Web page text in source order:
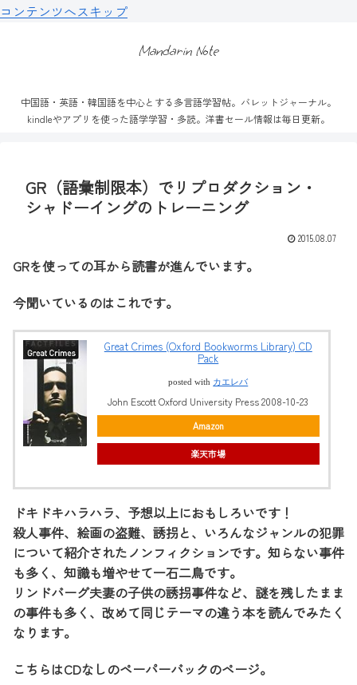
コンテンツへスキップ
Mandarin Note
中国語・英語・韓国語を中心とする多言語学習帖。バレットジャーナル。
kindleやアプリを使った語学学習・多読。洋書セール情報は毎日更新。
GR（語彙制限本）でリプロダクション・
シャドーイングのトレーニング
2015.08.07
GRを使っての耳から読書が進んでいます。
今聞いているのはこれです。
Great Crimes (Oxford Bookworms Library) CD
Pack
posted with カエレバ
John Escott Oxford University Press 2008-10-23
Amazon
楽天市場
ドキドキハラハラ、予想以上におもしろいです！
殺人事件、絵画の盗難、誘拐と、いろんなジャンルの犯罪
について紹介されたノンフィクションです。知らない事件
も多く、知識も増やせて一石二鳥です。
リンドバーグ夫妻の子供の誘拐事件など、謎を残したまま
の事件も多く、改めて同じテーマの違う本を読んでみたく
なります。
こちらはCDなしのペーパーバックのページ。